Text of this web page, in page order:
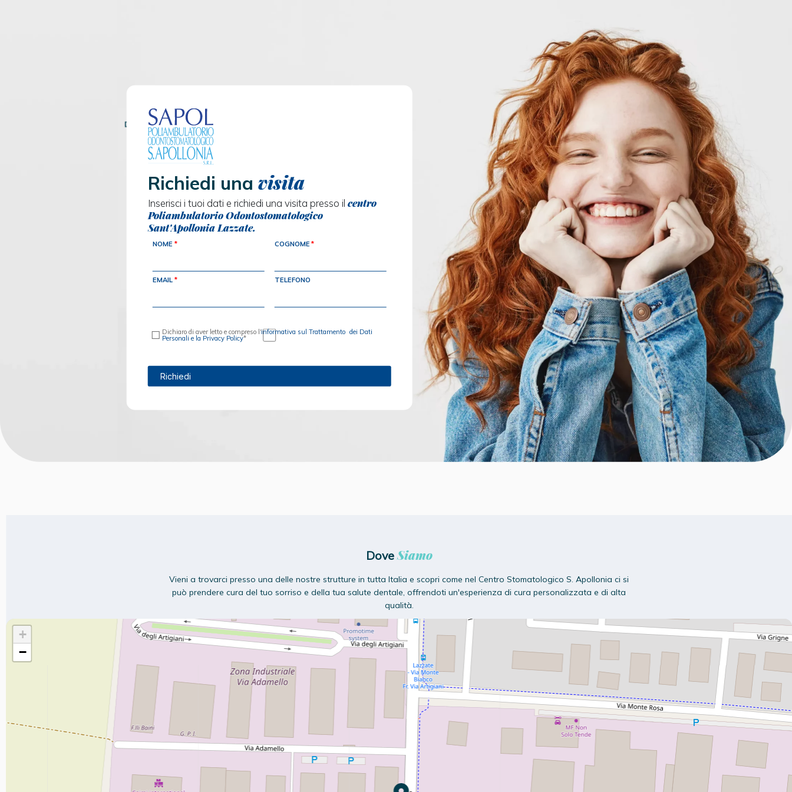
Richiedi una visita
Inserisci i tuoi dati e richiedi una visita presso il centro
Poliambulatorio Odontostomatologico
Sant'Apollonia Lazzate.
NOME COGNOME
EMAIL TELEFONO
Dichiaro di aver letto e compreso l'informativa sul Trattamento dei Dati
Personali e la Privacy Policy
DoveSiamo
Vieni a trovarci presso una delle nostre strutture in tutta Italia e scopri come nel Centro Stomatologico S. Apollonia ci si
può prendere cura del tuo sorriso e della tua salute dentale, offrendoti un'esperienza di cura personalizzata e di alta
qualità.
+
−